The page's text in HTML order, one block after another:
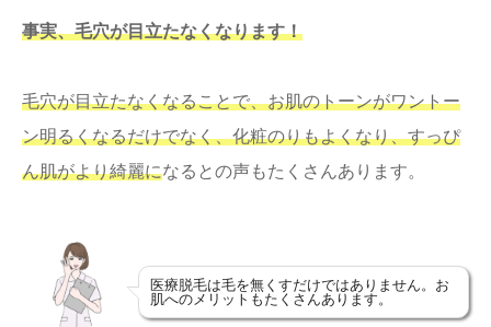
事実、毛穴が目立たなくなります！
毛穴が目立たなくなることで、お肌のトーンがワントー
ン明るくなるだけでなく、化粧のりもよくなり、すっぴ
ん肌がより綺麗になるとの声もたくさんあります。
医療脱毛は毛を無くすだけではありません。お
肌へのメリットもたくさんあります。